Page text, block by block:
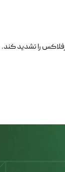
را تشدید کند.